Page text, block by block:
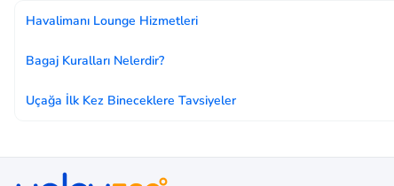
Havalimanı Lounge Hizmetleri
Bagaj Kuralları Nelerdir?
Uçağa İlk Kez Bineceklere Tavsiyeler